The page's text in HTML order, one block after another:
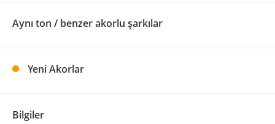
Aynı ton / benzer akorlu şarkılar
Yeni Akorlar
Bilgiler